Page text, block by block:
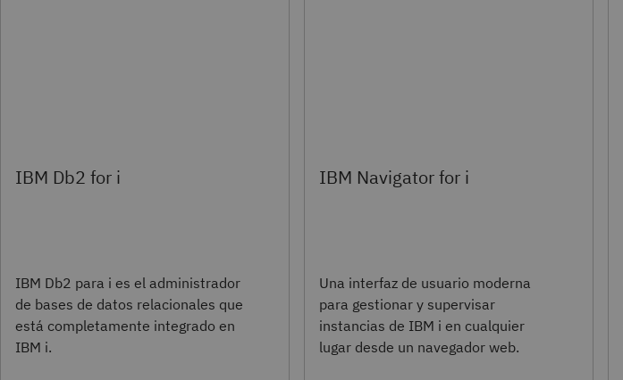
IBM Db2 for i
IBM Db2 para i es el administrador
de bases de datos relacionales que
está completamente integrado en
IBM i.
IBM Navigator for i
Una interfaz de usuario moderna
para gestionar y supervisar
instancias de IBM i en cualquier
lugar desde un navegador web.